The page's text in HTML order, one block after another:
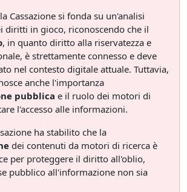
Cassazione si fonda su un'analisi
diritti in gioco, riconoscendo che il
, in quanto diritto alla riservatezza e
è strettamente connesso e deve
nel contesto digitale attuale. Tuttavia,
anche l'importanza
pubblica e il ruolo dei motori di
l'accesso alle informazioni.
ha stabilito che la
dei contenuti da motori di ricerca è
per proteggere il diritto all'oblio,
pubblico all'informazione non sia